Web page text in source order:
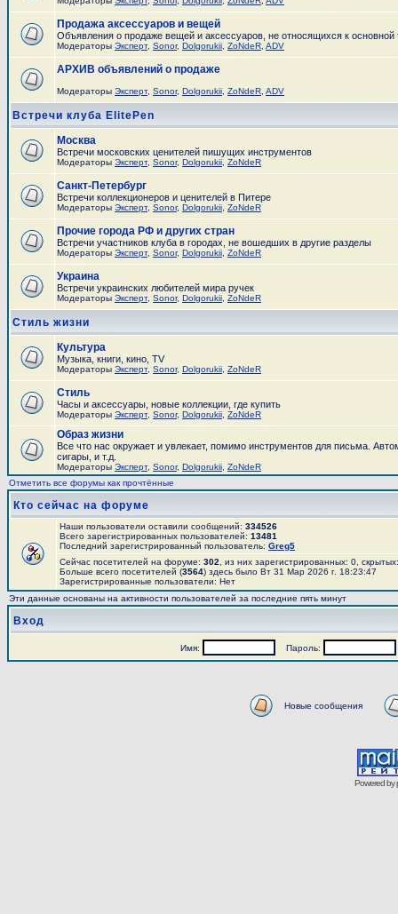
Продажа аксессуаров и вещей
Объявления о продаже вещей и аксессуаров, не относящихся к
Модераторы Эксперт, Sonor, Dolgorukii ZoNdeR ADV
АРХИВ объявлений о продаже
Модераторы Эксперт, Sonor, Dolgorukii ZoNdeR ADV
Встречи клуба ElitePen
Москва
Встречи московских ценителей пишущих инструментов
Модераторы Эксперт, Sonor, Dolgorukii ZoNdeR
Санкт-Петербург
Встречи коллекционеров и ценителей в Питере
Модераторы Эксперт, Sonor, Dolgorukii ZoNdeR
Прочие города РФ и других стран
Встречи участников клуба в городах, не вошедших в другие разделы
Модераторы Эксперт, Sonor, Dolgorukii ZoNdeR
Украина
Встречи украинских любителей мира ручек
Модераторы Эксперт, Sonor, Dolgorukii ZoNdeR
Стиль жизни
Культура
Музыка, книги, кино, TV
Модераторы Эксперт, Sonor, Dolgorukii ZoNdeR
Стиль
Часы и аксесcуары, новые коллекции, где купить
Модераторы Эксперт, Sonor, Dolgorukii ZoNdeR
Образ жизни
Все что нас окружает и увлекает, помимо инструментов для письма.
сигары, и т.д.
Модераторы Эксперт, Sonor, Dolgorukii ZoNdeR
Отметить все форумы как прочтённые
Кто сейчас на форуме
Наши пользователи оставили сообщений: 334526
Всего зарегистрированных пользователей: 13481
Последний зарегистрированный пользователь: Greg5
Сейчас посетителей на форуме: 302 , из них зарегистрированных: 0,
Больше всего посетителей (3564) здесь было Вт 31 Мар 2026 г. 18:23:47
Зарегистрированные пользователи: Нет
Эти данные основаны на активности пользователей за последние пять минут
Вход
Имя: Пароль:
Новые сообщения
Powered by